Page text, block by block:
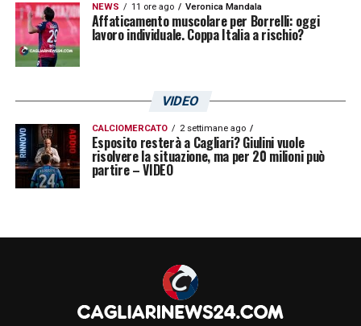
NEWS 11 ore ago Veronica Mandala
Affaticamento muscolare per Borrelli: oggi
lavoro individuale. Coppa Italia a rischio?
VIDEO
CALCIOMERCATO 2 settimane ago
Esposito resterà a Cagliari? Giulini vuole
risolvere la situazione, ma per 20 milioni può
partire – VIDEO